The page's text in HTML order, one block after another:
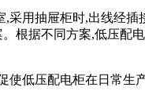
采用抽屉柜时,出线经插
根据不同方案,低压配
低压配电柜在日常生